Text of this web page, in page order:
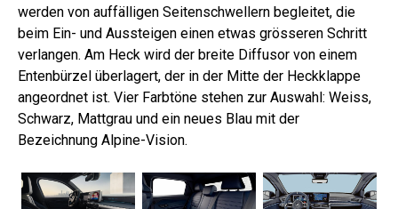
werden von auffälligen Seitenschwellern begleitet, die
beim Ein- und Aussteigen einen etwas grösseren Schritt
verlangen. Am Heck wird der breite Diffusor von einem
Entenbürzel überlagert, der in der Mitte der Heckklappe
angeordnet ist. Vier Farbtöne stehen zur Auswahl: Weiss,
Schwarz, Mattgrau und ein neues Blau mit der
Bezeichnung Alpine-Vision.